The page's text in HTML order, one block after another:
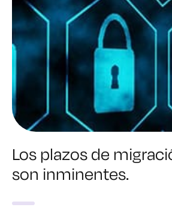
Los plazos de
son inminentes.